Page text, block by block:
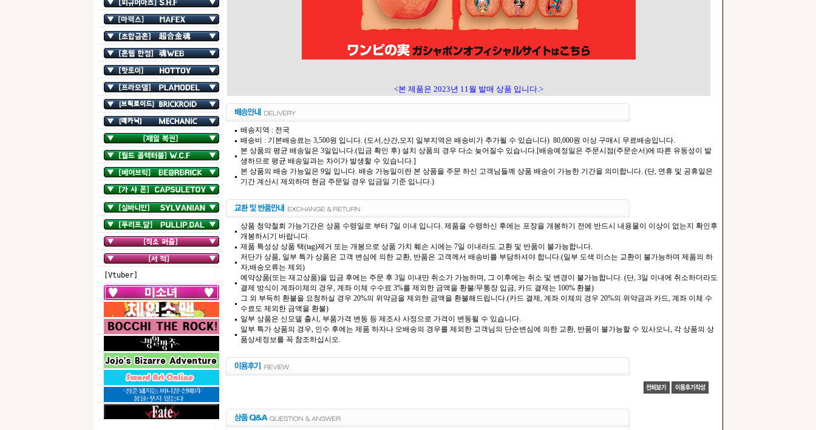
[Vtuber]
<본 제품은 2023년 11월 발매 상품 입니다.>
배송지역 : 전국
배송비 : 기본배송료는 3,500원 입니다. (도서,산간,오지 일부지역은 배송비가 추가될 수 있습니다) 80,000원 이상 구매시 무료배송입니다.
본 상품의 평균 배송일은 3일입니다.(입금 확인 후) 설치 상품의 경우 다소 늦어질수 있습니다.[배송예정일은 주문시점(주문순서)에 따른 유동성이 발
생하므로 평균 배송일과는 차이가 발생할 수 있습니다.]
본 상품의 배송 가능일은 9일 입니다. 배송 가능일이란 본 상품을 주문 하신 고객님들께 상품 배송이 가능한 기간을 의미합니다. (단, 연휴 및 공휴일은
기간 계산시 제외하며 현금 주문일 경우 입금일 기준 입니다.)
상품 청약철회 가능기간은 상품 수령일로 부터 7일 이내 입니다. 제품을 수령하신 후에는 포장을 개봉하기 전에 반드시 내용물이 이상이 없는지 확인후
개봉하시기 바랍니다.
제품 특성상 상품 택(tag)제거 또는 개봉으로 상품 가치 훼손 시에는 7일 이내라도 교환 및 반품이 불가능합니다.
저단가 상품, 일부 특가 상품은 고객 변심에 의한 교환, 반품은 고객께서 배송비를 부담하셔야 합니다.(일부 도색 미스는 교환이 불가능하며 제품의 하
자,배송오류는 제외)
예약상품(또는 재고상품)을 입금 후에는 주문 후 3일 이내만 취소가 가능하며, 그 이후에는 취소 및 변경이 불가능합니다. (단, 3일 이내에 취소하더라도
결제 방식이 계좌이체의 경우, 계좌 이체 수수료 3%를 제외한 금액을 환불/무통장 입금, 카드 결제는 100% 환불)
그 외 부득히 환불을 요청하실 경우 20%의 위약금을 제외한 금액을 환불해드립니다.(카드 결제, 계좌 이체의 경우 20%의 위약금과 카드, 계좌 이체 수
수료도 제외한 금액을 환불)
일부 상품은 신모델 출시, 부품가격 변동 등 제조사 사정으로 가격이 변동될 수 있습니다.
일부 특가 상품의 경우, 인수 후에는 제품 하자나 오배송의 경우를 제외한 고객님의 단순변심에 의한 교환, 반품이 불가능할 수 있사오니, 각 상품의 상
품상세정보를 꼭 참조하십시오.